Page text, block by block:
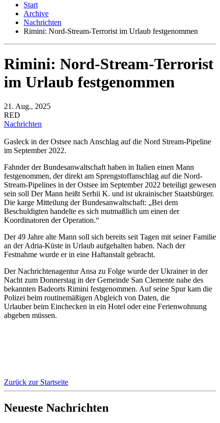
Start
Archive
Nachrichten
Rimini: Nord-Stream-Terrorist im Urlaub festgenommen
Rimini: Nord-Stream-Terrorist
im Urlaub festgenommen
21. Aug., 2025
RED
Nachrichten
Gasleck in der Ostsee nach Anschlag auf die Nord Stream-Pipeline
im September 2022.
Fahnder der Bundesanwaltschaft haben in Italien einen Mann
festgenommen, der direkt am Sprengstoffanschlag auf die Nord-
Stream-Pipelines in der Ostsee im September 2022 beteiligt gewesen
sein soll Der Mann heißt Serhii K. und ist ukrainischer Staatsbürger.
Die karge Mitteilung der Bundesanwaltschaft: „Bei dem
Beschuldigten handelte es sich mutmaßlich um einen der
Koordinatoren der Operation.“
Der 49 Jahre alte Mann soll sich bereits seit Tagen mit seiner Familie
an der Adria-Küste in Urlaub aufgehalten haben. Nach der
Festnahme wurde er in eine Haftanstalt gebracht.
Der Nachrichtenagentur Ansa zu Folge wurde der Ukrainer in der
Nacht zum Donnerstag in der Gemeinde San Clemente nahe des
bekannten Badeorts Rimini festgenommen. Auf seine Spur kam die
Polizei beim routinemäßigen Abgleich von Daten, die
Urlauber beim Einchecken in ein Hotel oder eine Ferienwohnung
abgeben müssen.
Zurück zur Startseite
Neueste Nachrichten